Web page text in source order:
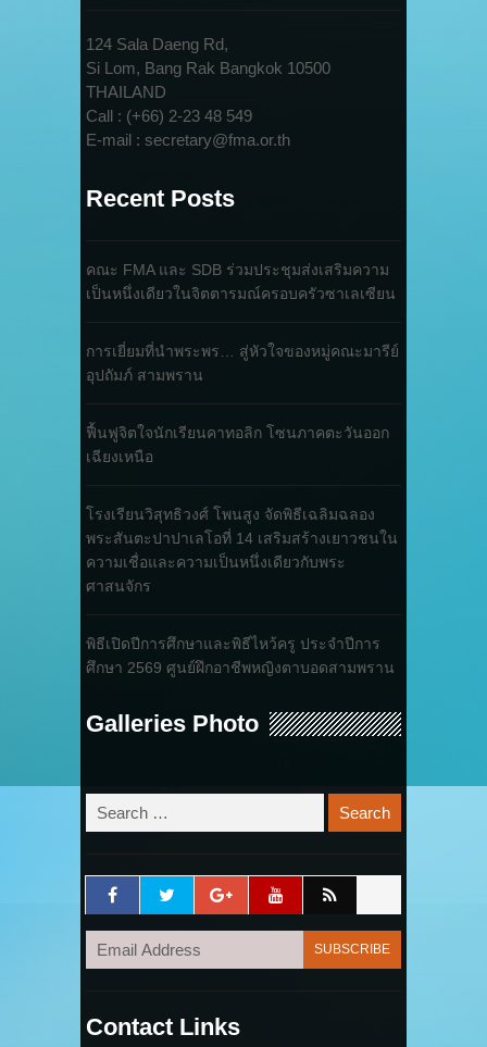
124 Sala Daeng Rd,
Si Lom, Bang Rak Bangkok 10500
THAILAND
Call : (+66) 2-23 48 549
E-mail : secretary@fma.or.th
Recent Posts
คณะ FMA และ SDB ร่วมประชุมส่งเสริมความ
เป็นหนึ่งเดียวในจิตตารมณ์ครอบครัวซาเลเซียน
การเยี่ยมที่นำพระพร… สู่หัวใจของหมู่คณะมารีย์
อุปถัมภ์ สามพราน
ฟื้นฟูจิตใจนักเรียนคาทอลิก โซนภาคตะวันออก
เฉียงเหนือ
โรงเรียนวิสุทธิวงศ์ โพนสูง จัดพิธีเฉลิมฉลอง
พระสันตะปาปาเลโอที่ 14 เสริมสร้างเยาวชนใน
ความเชื่อและความเป็นหนึ่งเดียวกับพระ
ศาสนจักร
พิธีเปิดปีการศึกษาและพิธีไหว้ครู ประจำปีการ
ศึกษา 2569 ศูนย์ฝึกอาชีพหญิงตาบอดสามพราน
Galleries Photo
Contact Links